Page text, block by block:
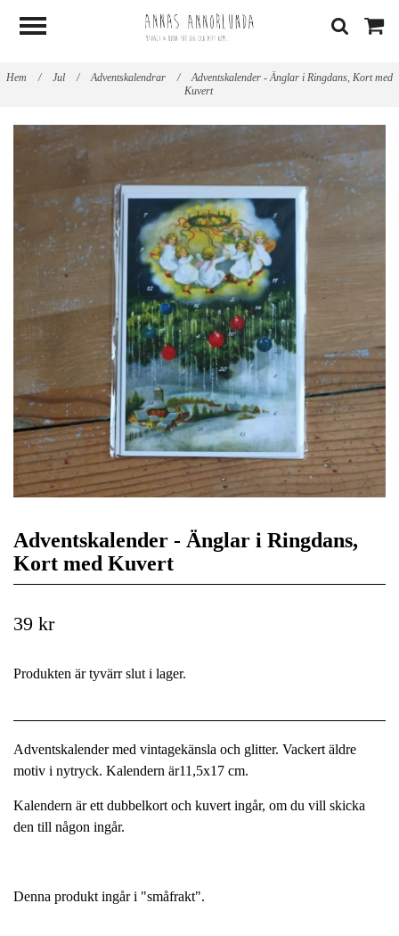
Hem / Jul / Adventskalendrar /
Adventskalender - Änglar i Ringdans, Kort med
Kuvert
Adventskalender - Änglar i Ringdans,
Kort med Kuvert
39 kr
Produkten är tyvärr slut i lager.
Adventskalender med vintagekänsla och glitter. Vackert äldre
motiv i nytryck. Kalendern är11,5x17 cm.
Kalendern är ett dubbelkort och kuvert ingår, om du vill skicka
den till någon ingår.
Denna produkt ingår i "småfrakt".